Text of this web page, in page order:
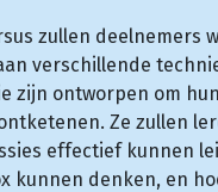
zullen deelnemers
verschillende
zijn ontworpen om
Ze zullen
effectief kunnen
kunnen denken, en